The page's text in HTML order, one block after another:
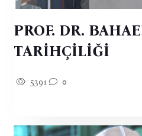
PROF. DR.
TARİHÇİLİĞİ
5391 0